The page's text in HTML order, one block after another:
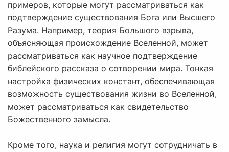
примеров, которые могут рассматриваться как
подтверждение существования Бога или Высшего
Разума. Например, теория Большого взрыва,
объясняющая происхождение Вселенной, может
рассматриваться как научное подтверждение
библейского рассказа о сотворении мира. Тонкая
настройка физических констант, обеспечивающая
возможность существования жизни во Вселенной,
может рассматриваться как свидетельство
Божественного замысла.
Кроме того, наука и религия могут сотрудничать в